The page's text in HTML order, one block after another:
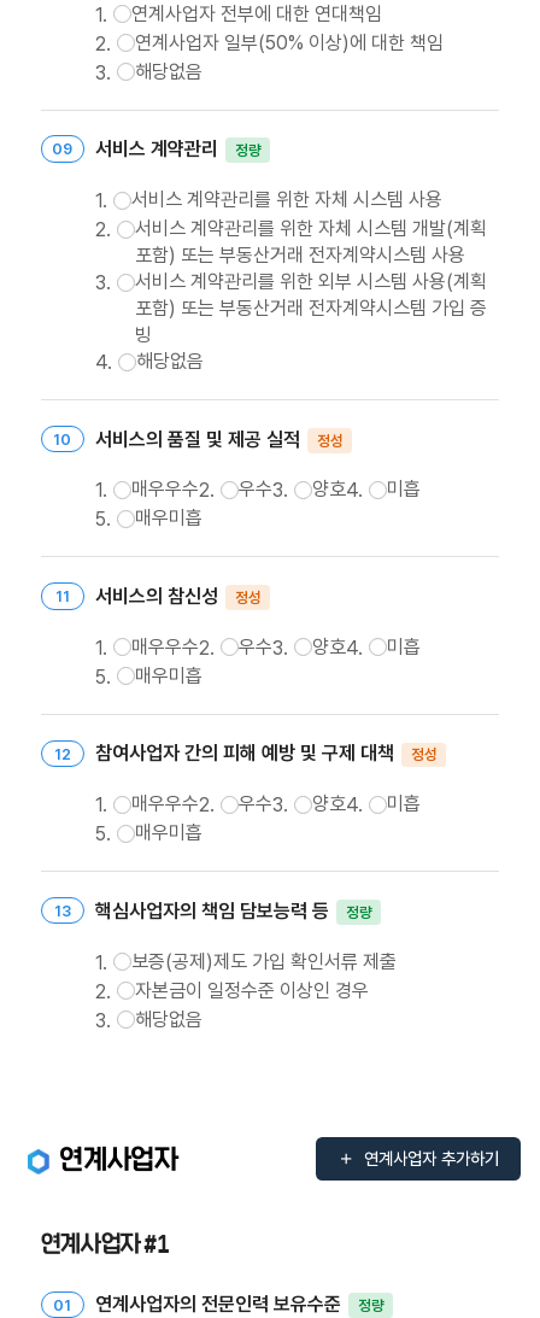
연계사업자 전부에 대한 연대책임
연계사업자 일부(50% 이상)에 대한 책임
해당없음
서비스 계약관리 정량
서비스 계약관리를 위한 자체 시스템 사용
서비스 계약관리를 위한 자체 시스템 개발(계획
포함) 또는 부동산거래 전자계약시스템 사용
서비스 계약관리를 위한 외부 시스템 사용(계획
포함) 또는 부동산거래 전자계약시스템 가입 증
빙
해당없음
서비스의 품질 및 제공 실적 정성
매우우수 우수 양호
미흡
매우미흡
서비스의 참신성 정성
매우우수 우수 양호
미흡
매우미흡
참여사업자 간의 피해 예방 및 구제 대책 정성
매우우수 우수 양호
미흡
매우미흡
핵심사업자의 책임 담보능력 등 정량
보증(공제)제도 가입 확인서류 제출
자본금이 일정수준 이상인 경우
해당없음
연계사업자 연계사업자 추가하기
연계사업자#1
연계사업자의 전문인력 보유수준 정량